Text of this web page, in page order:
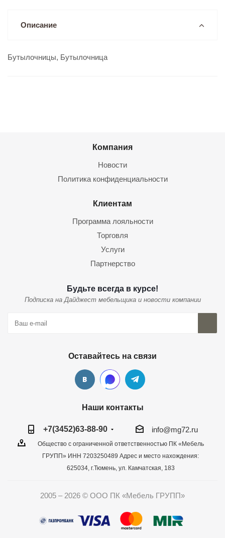
Описание
Бутылочницы, Бутылочница
Компания
Новости
Политика конфиденциальности
Клиентам
Программа лояльности
Торговля
Услуги
Партнерство
Будьте всегда в курсе!
Подписка на Дайджест мебельщика и новости компании
Оставайтесь на связи
Наши контакты
+7(3452)63-88-90 info@mg72.ru
Общество с ограниченной ответственностью ПК «Мебель
ГРУПП» ИНН 7203250489 Адрес и место нахождения:
625034, г.Тюмень, ул. Камчатская, 183
2005 – 2026 © ООО ПК «Мебель ГРУПП»